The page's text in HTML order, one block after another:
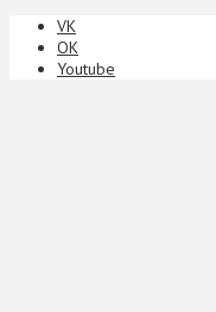
VK
ОК
Youtube